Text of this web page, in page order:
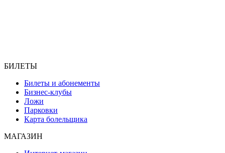
БИЛЕТЫ
Билеты и абонементы
Бизнес-клубы
Ложи
Парковки
Карта болельщика
МАГАЗИН